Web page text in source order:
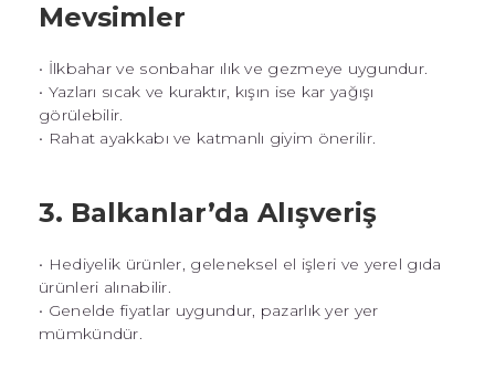
Mevsimler
• İlkbahar ve sonbahar ılık ve gezmeye uygundur.
• Yazları sıcak ve kuraktır, kışın ise kar yağışı
görülebilir.
• Rahat ayakkabı ve katmanlı giyim önerilir.
3. Balkanlar’da Alışveriş
• Hediyelik ürünler, geleneksel el işleri ve yerel gıda
ürünleri alınabilir.
• Genelde fiyatlar uygundur, pazarlık yer yer
mümkündür.